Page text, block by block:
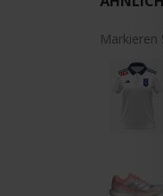
Markieren